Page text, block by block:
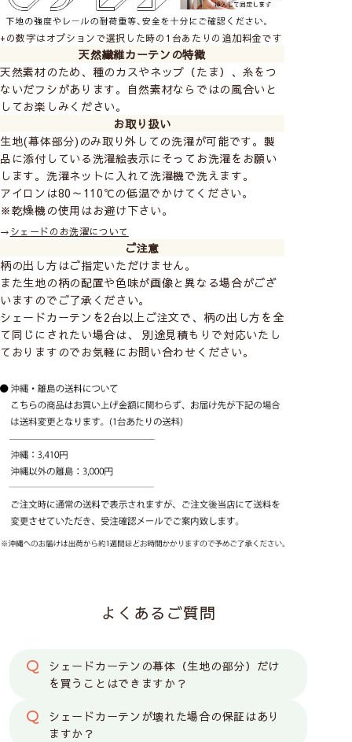
LISA LARSON－リサ・ラーソン－
スウェーデンを代表する陶芸家。ユーモラスで人
間味あふれたやさしくあたたかみのある世界観を
表現したファブリックで、心が和む癒しの空間を
お楽しみいただけます。
LISA LARSONの商品をすべて見る
こちらの生地は「メカ＋幕体」の販売のみ
操作は2種類からお選びください
+の数字はオプションで選択した時の1台あたりの追加料金です
天然繊維カーテンの特徴
天然素材のため、種のカスやネップ（たま）、糸をつ
ないだフシがあります。自然素材ならではの風合いと
してお楽しみください。
お取り扱い
生地(幕体部分)のみ取り外しての洗濯が可能です。製
品に添付している洗濯絵表示にそってお洗濯をお願い
します。洗濯ネットに入れて洗濯機で洗えます。
アイロンは80～110℃の低温でかけてください。
※乾燥機の使用はお避け下さい。
→シェードのお洗濯について
ご注意
柄の出し方はご指定いただけません。
また生地の柄の配置や色味が画像と異なる場合がござ
いますのでご了承ください。
シェードカーテンを2台以上ご注文で、柄の出し方を全
て同じにされたい場合は、 別途見積もりで対応いたし
ておりますのでお気軽にお問い合わせください。
よくあるご質問
シェードカーテンの幕体（生地の部分）だけ
を買うことはできますか？
シェードカーテンが壊れた場合の保証はあり
ますか？